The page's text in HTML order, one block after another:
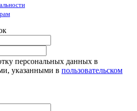
персональных данных в
указанными в пользовательском